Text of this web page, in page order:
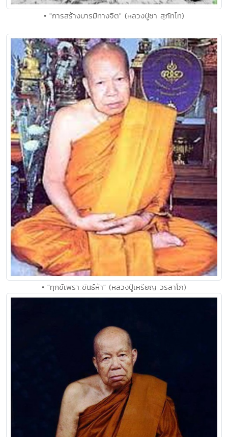
• "การสร้างบารมีทางจิต" (หลวงปู่ชา สุภัทโท)
• "ทุกข์เพราะขันธ์ห้า" (หลวงปู่เหรียญ วรลาโภ)